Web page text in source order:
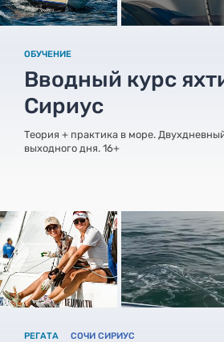
ОБУЧЕНИЕ
Вводный курс
Сириус
Теория + практика в море.
выходного дня. 16+
РЕГАТА СОЧИ СИРИУС